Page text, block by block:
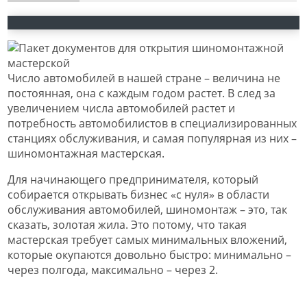
Число автомобилей в нашей стране – величина не
постоянная, она с каждым годом растет. В след за
увеличением числа автомобилей растет и
потребность автомобилистов в специализированных
станциях обслуживания, и самая популярная из них –
шиномонтажная мастерская.
Для начинающего предпринимателя, который
собирается открывать бизнес «с нуля» в области
обслуживания автомобилей, шиномонтаж – это, так
сказать, золотая жила. Это потому, что такая
мастерская требует самых минимальных вложений,
которые окупаются довольно быстро: минимально –
через полгода, максимально – через 2.